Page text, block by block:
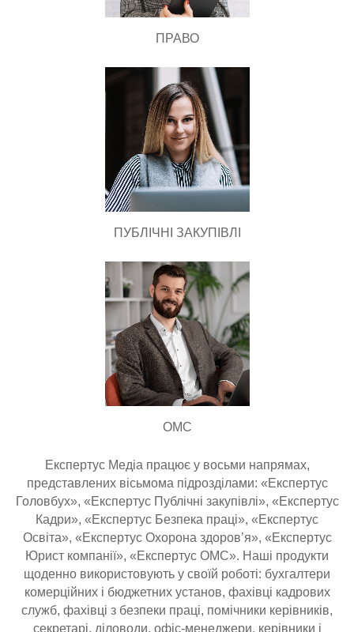
ПРАВО
ПУБЛІЧНІ ЗАКУПІВЛІ
ОМС
Експертус Медіа працює у восьми напрямах,
представлених вісьмома підрозділами: «Експертус
Головбух», «Експертус Публічні закупівлі», «Експертус
Кадри», «Експертус Безпека праці», «Експертус
Освіта», «Експертус Охорона здоров’я», «Експертус
Юрист компанії», «Експертус ОМС». Наші продукти
щоденно використовують у своїй роботі: бухгалтери
комерційних і бюджетних установ, фахівці кадрових
служб, фахівці з безпеки праці, помічники керівників,
секретарі, діловоди, офіс-менеджери, керівники і